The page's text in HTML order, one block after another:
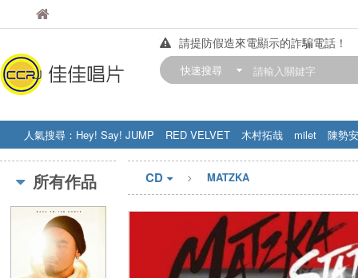
佳佳唱片
請提防假造來電顯示的詐騙電話！
【中華門市營業時間調整公告】
快速搜尋
人氣搜尋： Hey! Say! JUMP RED VELVET 木村拓哉 milet
陳勢安
STRAY KIDS
盧廣仲 周杰伦
所有作品 CD MATZKA